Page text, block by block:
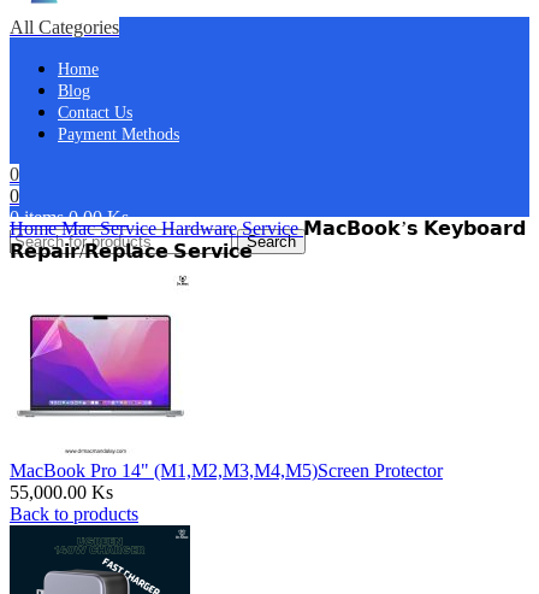
All Categories
Home
Blog
Contact Us
Payment Methods
0
0
0items 0.00Ks
Search
HomeMac ServiceHardware Service𝗠𝗮𝗰𝗕𝗼𝗼𝗸’𝘀 𝗞𝗲𝘆𝗯𝗼𝗮𝗿𝗱
𝗥𝗲𝗽𝗮𝗶𝗿/𝗥𝗲𝗽𝗹𝗮𝗰𝗲 𝗦𝗲𝗿𝘃𝗶𝗰𝗲
MacBook Pro 14" (M1,M2,M3,M4,M5)Screen Protector
55,000.00 Ks
Back to products